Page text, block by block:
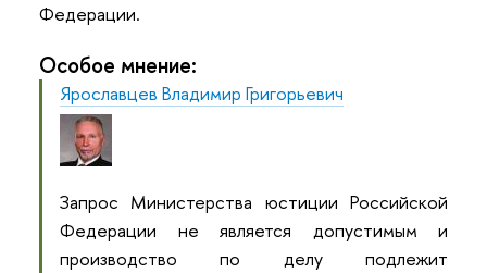
Федерации.
Особое мнение:
Ярославцев Владимир Григорьевич
Запрос Министерства юстиции Российской
Федерации не является допустимым и
производство по делу подлежит